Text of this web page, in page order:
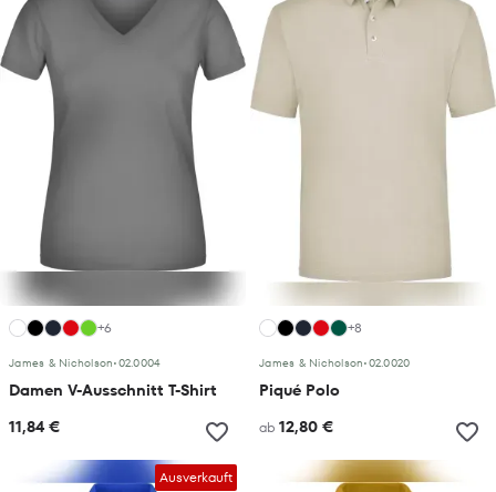
+6
James & Nicholson•02.0004
Damen V-Ausschnitt T-Shirt
11,84 €
+8
James & Nicholson•02.0020
Piqué Polo
ab 12,80 €
Ausverkauft